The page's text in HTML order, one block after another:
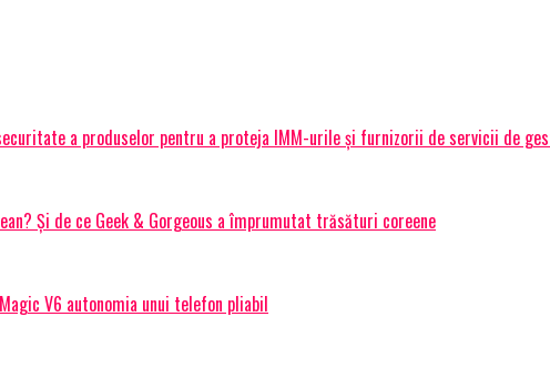
a produselor pentru a proteja IMM-urile și furnizorii de servicii de
Și de ce Geek & Gorgeous a împrumutat trăsături coreene
V6 autonomia unui telefon pliabil